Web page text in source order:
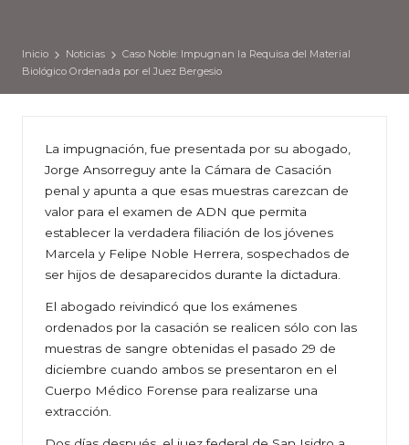
Inicio Noticias
Caso Noble: Impugnan la Requisa del Material
Biológico Ordenada por el Juez Bergesio
La impugnación, fue presentada por su abogado,
Jorge Ansorreguy ante la Cámara de Casación
penal y apunta a que esas muestras carezcan de
valor para el examen de ADN que permita
establecer la verdadera filiación de los jóvenes
Marcela y Felipe Noble Herrera, sospechados de
ser hijos de desaparecidos durante la dictadura.
El abogado reivindicó que los exámenes
ordenados por la casación se realicen sólo con las
muestras de sangre obtenidas el pasado 29 de
diciembre cuando ambos se presentaron en el
Cuerpo Médico Forense para realizarse una
extracción.